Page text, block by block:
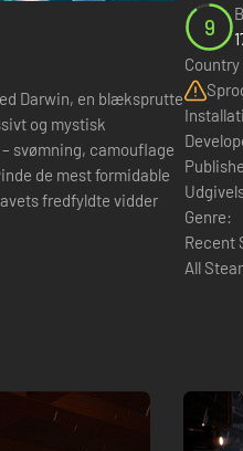
Darwin, en blæksprutte
og mystisk
svømning, camouflage
de mest formidable
fredfyldte vidder
9
Genre:
Recent
All